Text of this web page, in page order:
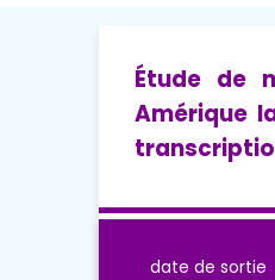
Étude de
Amérique
date de sortie